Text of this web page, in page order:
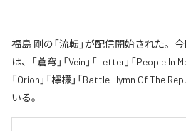
福島 剛の「流転」が配信開始された。
は、「蒼穹」「Vein」「Letter」「People In
「Orion」「檸檬」「Battle Hymn Of The
いる。